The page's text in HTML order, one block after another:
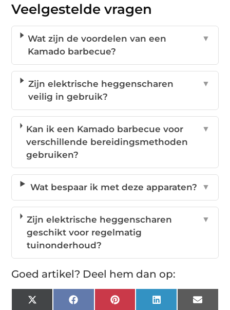
Veelgestelde vragen
Wat zijn de voordelen van een
Kamado barbecue?
▼
Zijn elektrische heggenscharen
veilig in gebruik?
▼
Kan ik een Kamado barbecue voor
verschillende bereidingsmethoden
gebruiken?
▼
Wat bespaar ik met deze apparaten? ▼
Zijn elektrische heggenscharen
geschikt voor regelmatig
tuinonderhoud?
▼
Goed artikel? Deel hem dan op:
X
FacebookPinterest LinkedIn Email